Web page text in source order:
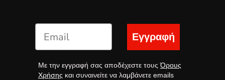
Εγγραφή
Με την εγγραφή σας αποδέχεστε τουςΌρους
Χρήσης και συναινείτε να λαμβάνετε emails